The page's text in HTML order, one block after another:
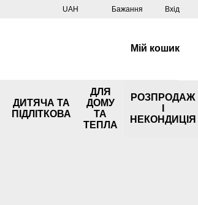
UAH Бажання Вхід
Мій кошик
ДИТЯЧА ТА
ПІДЛІТКОВА
ДЛЯ
ДОМУ
ТА
ТЕПЛА
РОЗПРОДАЖ
НЕКОНДИЦІЯ